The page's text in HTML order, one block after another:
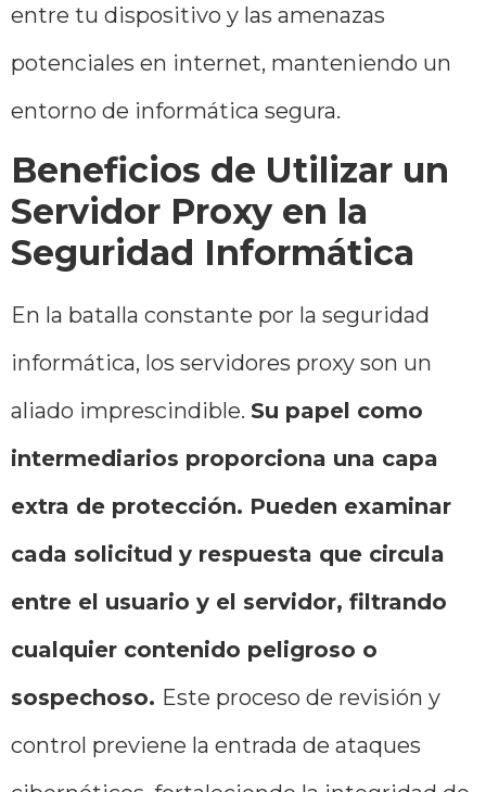
entre tu dispositivo y las amenazas
potenciales en internet, manteniendo un
entorno de informática segura.
Beneficios de Utilizar un
Servidor Proxy en la
Seguridad Informática
En la batalla constante por la seguridad
informática, los servidores proxy son un
aliado imprescindible. Su papel como
intermediarios proporciona una capa
extra de protección. Pueden examinar
cada solicitud y respuesta que circula
entre el usuario y el servidor, filtrando
cualquier contenido peligroso o
sospechoso. Este proceso de revisión y
control previene la entrada de ataques